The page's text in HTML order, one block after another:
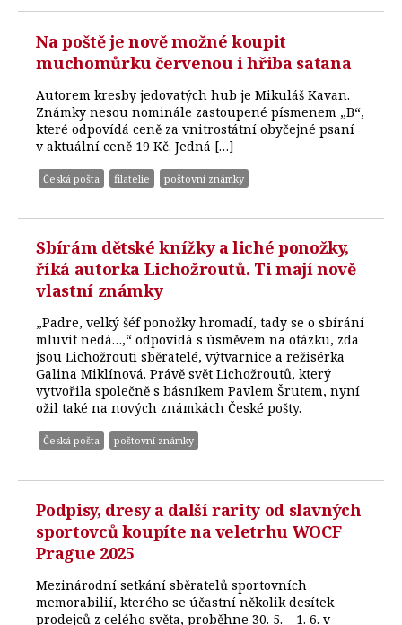
Na poště je nově možné koupit
muchomůrku červenou i hřiba satana
Autorem kresby jedovatých hub je Mikuláš Kavan.
Známky nesou nominále zastoupené písmenem „B“,
které odpovídá ceně za vnitrostátní obyčejné psaní
v aktuální ceně 19 Kč. Jedná […]
Česká pošta filatelie poštovní známky
Sbírám dětské knížky a liché ponožky,
říká autorka Lichožroutů. Ti mají nově
vlastní známky
„Padre, velký šéf ponožky hromadí, tady se o sbírání
mluvit nedá…,“ odpovídá s úsměvem na otázku, zda
jsou Lichožrouti sběratelé, výtvarnice a režisérka
Galina Miklínová. Právě svět Lichožroutů, který
vytvořila společně s básníkem Pavlem Šrutem, nyní
ožil také na nových známkách České pošty.
Česká pošta poštovní známky
Podpisy, dresy a další rarity od slavných
sportovců koupíte na veletrhu WOCF
Prague 2025
Mezinárodní setkání sběratelů sportovních
memorabilií, kterého se účastní několik desítek
prodejců z celého světa, proběhne 30. 5. – 1. 6. v